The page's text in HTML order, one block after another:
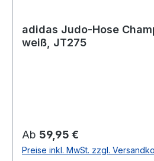
adidas Judo-Hose
weiß, JT275
Regulärer Preis:
Ab 59,95 €
Preise inkl. MwSt. zzgl.